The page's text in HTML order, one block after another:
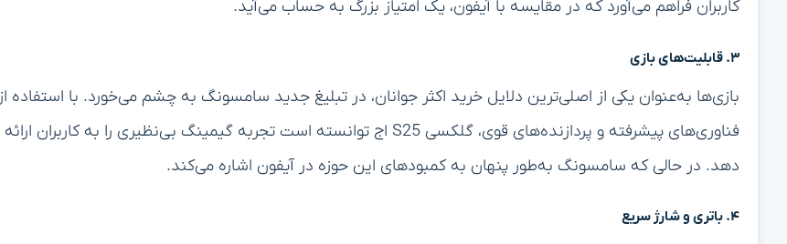
کاربران فراهم می‌آورد که در مقایسه با آیفون، یک امتیاز بزرگ به حساب می‌آید.
۳. قابلیت‌های بازی
بازی‌ها به‌عنوان یکی از اصلی‌ترین دلایل خرید اکثر جوانان، در تبلیغ جدید سامسونگ به چشم می‌خورد. با استفاده از
فناوری‌های پیشرفته و پردازنده‌های قوی، گلکسی S25 اج توانسته است تجربه گیمینگ بی‌نظیری را به کاربران ارائه
دهد. در حالی که سامسونگ به‌طور پنهان به کمبودهای این حوزه در آیفون اشاره می‌کند.
۴. باتری و شارژ سریع